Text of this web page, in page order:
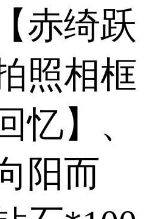
赤绮跃
照相框
忆】、
阳而